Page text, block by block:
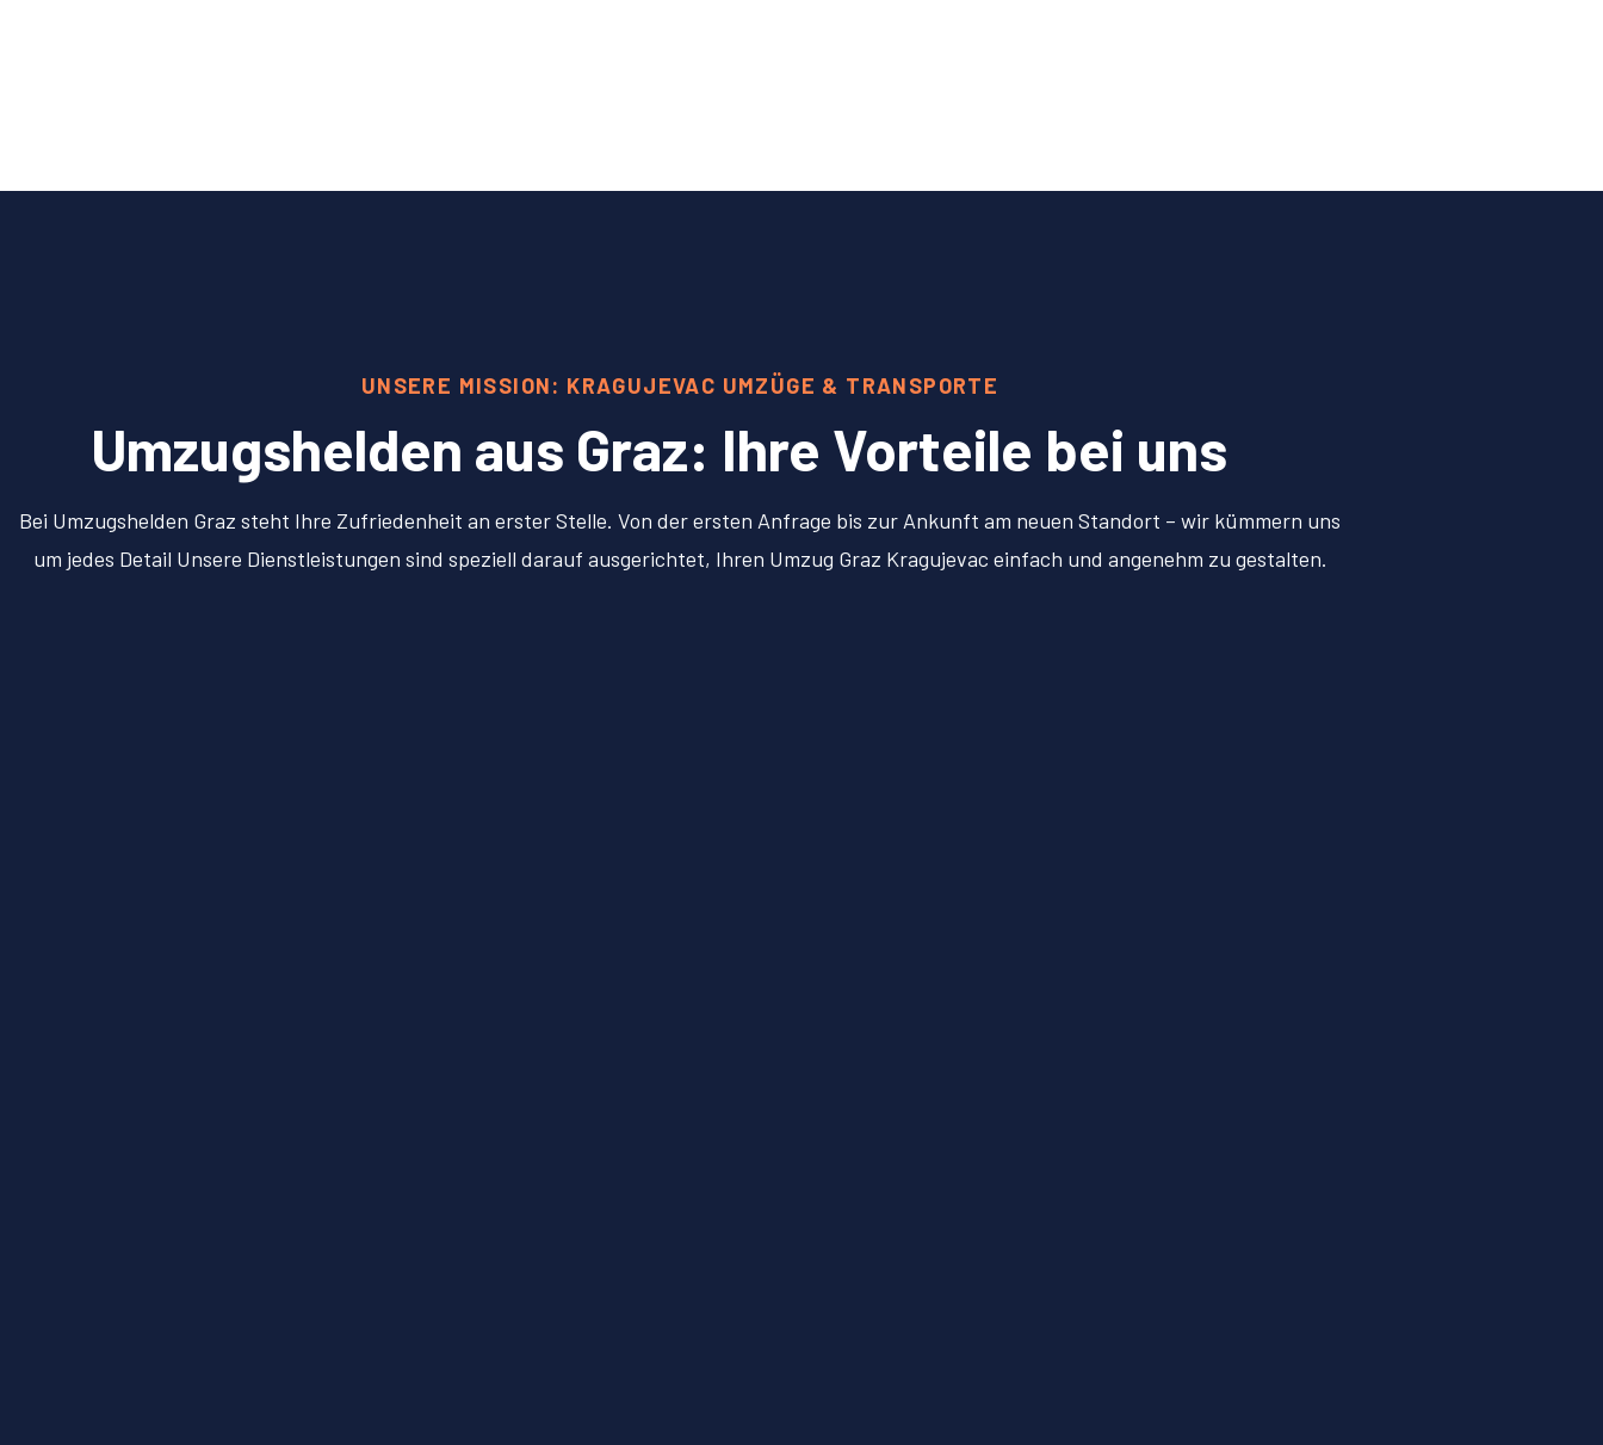
UNSERE MISSION: KRAGUJEVAC UMZÜGE & TRANSPORTE
Umzugshelden aus Graz: Ihre Vorteile bei uns
Bei Umzugshelden Graz steht Ihre Zufriedenheit an erster Stelle. Von der ersten Anfrage bis zur Ankunft am neuen Standort – wir kümmern uns
um jedes Detail Unsere Dienstleistungen sind speziell darauf ausgerichtet, Ihren Umzug Graz Kragujevac einfach und angenehm zu gestalten.